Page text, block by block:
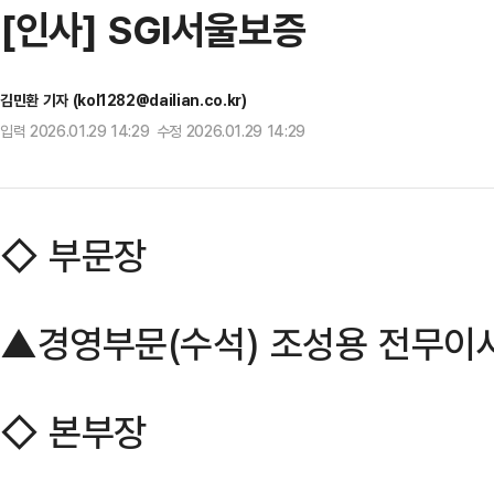
[인사] SGI서울보증
김민환 기자 (kol1282@dailian.co.kr)
입력 2026.01.29 14:29 수정 2026.01.29 14:29
◇ 부문장
▲경영부문(수석) 조성용 전무
◇ 본부장